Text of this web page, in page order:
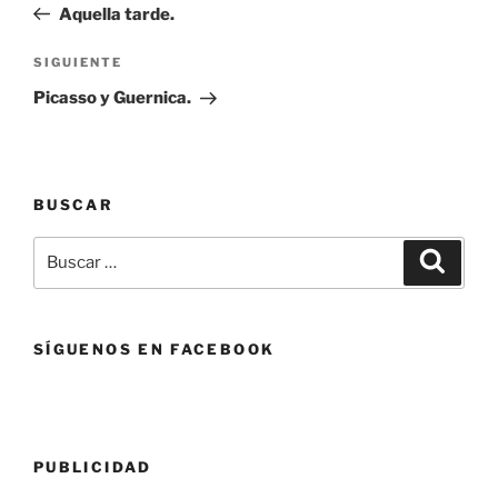
entradas
anterior:
Aquella tarde.
Siguiente
entrada
SIGUIENTE
Picasso y Guernica.
BUSCAR
por:
SÍGUENOS EN FACEBOOK
PUBLICIDAD